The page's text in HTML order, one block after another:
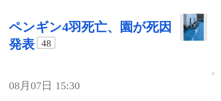
ペンギン4羽死亡、園が死因
発表
48
08月07日 15:30